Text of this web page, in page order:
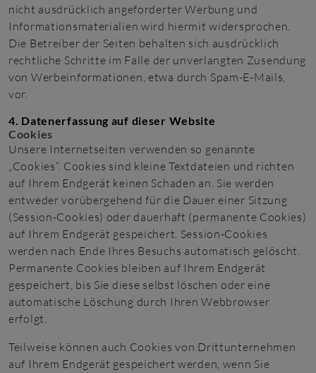
nicht ausdrücklich angeforderter Werbung und
Informationsmaterialien wird hiermit widersprochen.
Die Betreiber der Seiten behalten sich ausdrücklich
rechtliche Schritte im Falle der unverlangten Zusendung
von Werbeinformationen, etwa durch Spam-E-Mails,
vor.
4. Datenerfassung auf dieser Website
Cookies
Unsere Internetseiten verwenden so genannte
„Cookies“. Cookies sind kleine Textdateien und richten
auf Ihrem Endgerät keinen Schaden an. Sie werden
entweder vorübergehend für die Dauer einer Sitzung
(Session-Cookies) oder dauerhaft (permanente Cookies)
auf Ihrem Endgerät gespeichert. Session-Cookies
werden nach Ende Ihres Besuchs automatisch gelöscht.
Permanente Cookies bleiben auf Ihrem Endgerät
gespeichert, bis Sie diese selbst löschen oder eine
automatische Löschung durch Ihren Webbrowser
erfolgt.
Teilweise können auch Cookies von Drittunternehmen
auf Ihrem Endgerät gespeichert werden, wenn Sie